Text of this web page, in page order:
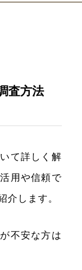
査方法
て詳しく解
用や信頼で
介します。
不安な方は